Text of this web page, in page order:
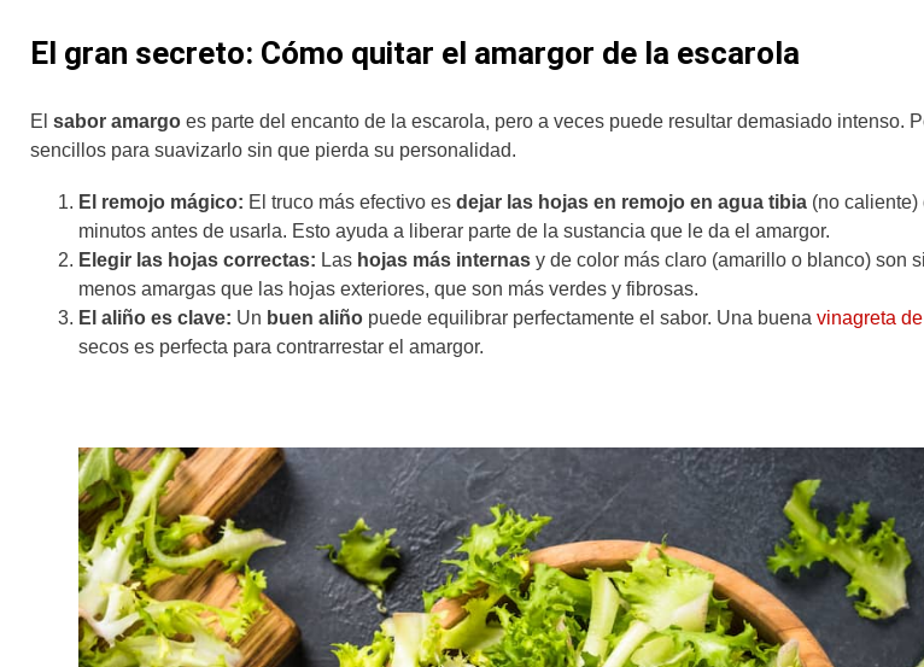
El gran secreto: Cómo quitar el amargor de la escarola
El sabor amargo es parte del encanto de la escarola, pero a veces puede resultar demasiado intenso.
sencillos para suavizarlo sin que pierda su personalidad.
El remojo mágico: El truco más efectivo es dejar las hojas en remojo en agua tibia (no caliente)
minutos antes de usarla. Esto ayuda a liberar parte de la sustancia que le da el amargor.
Elegir las hojas correctas: Las hojas más internas y de color más claro (amarillo o blanco) son
menos amargas que las hojas exteriores, que son más verdes y fibrosas.
El aliño es clave: Un buen aliño puede equilibrar perfectamente el sabor. Una buena vinagreta
secos es perfecta para contrarrestar el amargor.